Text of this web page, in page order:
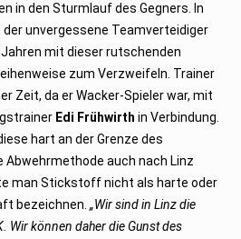
in den Sturmlauf des Gegners. In
unvergessene Teamverteidiger
mit dieser rutschenden
zum Verzweifeln. Trainer
Zeit, da er Wacker-Spieler war, mit
Edi Frühwirth in Verbindung.
hart an der Grenze des
Abwehrmethode auch nach Linz
man Stickstoff nicht als harte oder
bezeichnen.„Wir sind in Linz die
Wir können daher die Gunst des